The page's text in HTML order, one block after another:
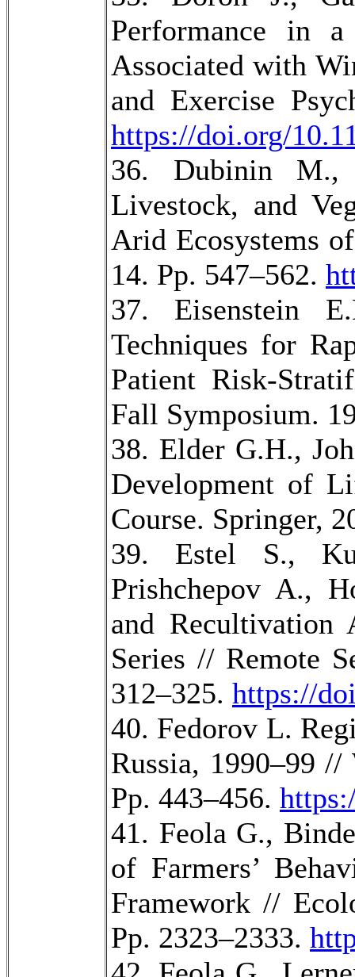
Performance in a
Associated with
and Exercise
https://doi.org/
36. Dubinin M.,
Livestock, and
Arid Ecosystems
14. Pp. 547–562.
37. Eisenstein
Techniques for
Patient Risk-
Fall Symposium.
38. Elder G.H.,
Development of
Course. Springer,
39. Estel S.,
Prishchepov A.,
and Recultivation
Series // Remote
312–325. https://
40. Fedorov L.
Russia, 1990–99
Pp. 443–456.
41. Feola G.,
of Farmers’
Framework //
Pp. 2323–2333.